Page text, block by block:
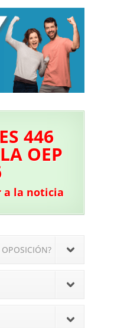
446
OEP
a la noticia
OPOSICIÓN?